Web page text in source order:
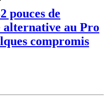
pouces de
alternative au Pro
compromis